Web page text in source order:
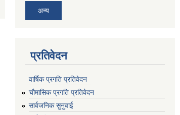
अन्य
प्रतिवेदन
वार्षिक प्रगति प्रतिवेदन
चौमासिक प्रगति प्रतिवेदन
सार्वजनिक सुनुवाई